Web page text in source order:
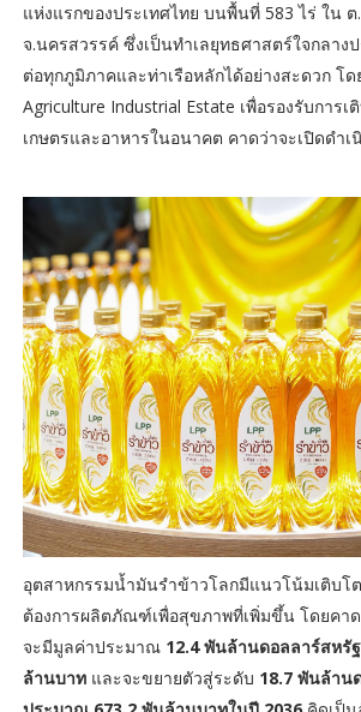
แห่งแรกของประเทศไทย บนพื้นที่ 583 ไร่ ใน ต
จ.นครสวรรค์ ซึ่งเป็นทำเลยุทธศาสตร์ใจกลาง
ต่อทุกภูมิภาคและท่าเรือหลักได้อย่างสะดวก โ
Agriculture Industrial Estate เพื่อรองรับการ
เกษตรและอาหารในอนาคต คาดว่าจะเปิดดำเ
อุตสาหกรรมน้ำมันรำข้าวโลกมีแนวโน้มเติบโ
ต้องการผลิตภัณฑ์เพื่อสุขภาพที่เพิ่มขึ้น โดยคา
จะมีมูลค่าประมาณ 12.4 พันล้านดอลลาร์สหรั
ล้านบาทและจะขยายตัวสู่ระดับ 18.7 พันล้าน